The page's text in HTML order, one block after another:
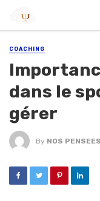
COACHING
dans le
gérer
By NOS PENSEES